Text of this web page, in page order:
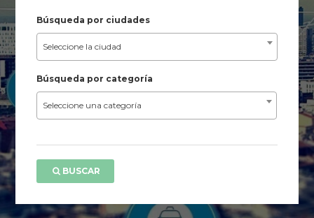
Búsqueda por ciudades
Seleccione la ciudad
Búsqueda por categoría
Seleccione una categoría
BUSCAR